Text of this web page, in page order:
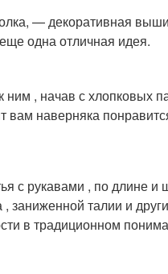
— декоративная
одна отличная идея.
ним , начав с хлопковых
вам наверняка
с рукавами , по длине и
заниженной талии и
в традиционном